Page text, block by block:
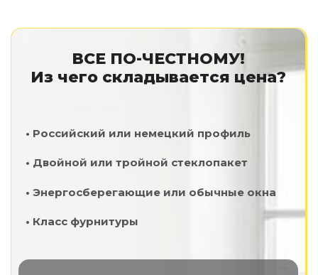
ВСЕ ПО-ЧЕСТНОМУ!
Из чего складывается цена?
• Российский или немецкий профиль
• Двойной или тройной стеклопакет
• Энергосберегающие или обычные окна
• Класс фурнитуры